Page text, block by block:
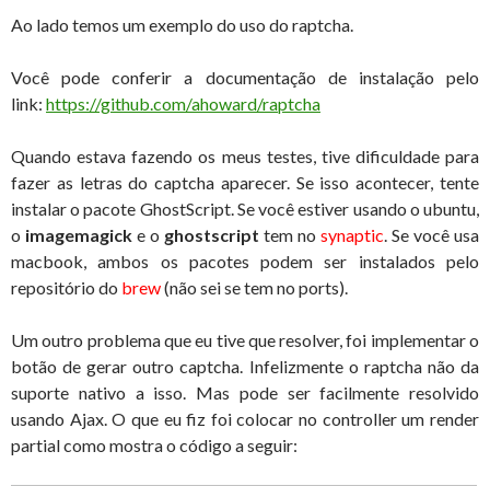
Ao lado temos um exemplo do uso do raptcha.
Você pode conferir a documentação de instalação pelo
link: https://github.com/ahoward/raptcha
Quando estava fazendo os meus testes, tive dificuldade para
fazer as letras do captcha aparecer. Se isso acontecer, tente
instalar o pacote GhostScript. Se você estiver usando o ubuntu,
o imagemagick e o ghostscript tem no synaptic. Se você usa
macbook, ambos os pacotes podem ser instalados pelo
repositório do brew(não sei se tem no ports).
Um outro problema que eu tive que resolver, foi implementar o
botão de gerar outro captcha. Infelizmente o raptcha não da
suporte nativo a isso. Mas pode ser facilmente resolvido
usando Ajax. O que eu fiz foi colocar no controller um render
partial como mostra o código a seguir: